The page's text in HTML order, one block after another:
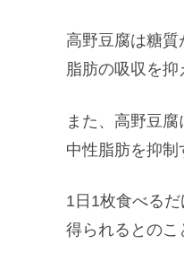
高野豆腐は糖質
脂肪の吸収を抑
また、高野豆腐
中性脂肪を抑制
1日1枚食べる
得られるとのこ